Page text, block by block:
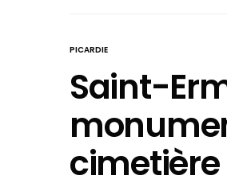
PICARDIE
Saint-
cimetière